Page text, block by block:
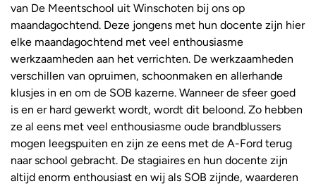
van De Meentschool uit Winschoten bij ons op
maandagochtend. Deze jongens met hun docente zijn hier
elke maandagochtend met veel enthousiasme
werkzaamheden aan het verrichten. De werkzaamheden
verschillen van opruimen, schoonmaken en allerhande
klusjes in en om de SOB kazerne. Wanneer de sfeer goed
is en er hard gewerkt wordt, wordt dit beloond. Zo hebben
ze al eens met veel enthousiasme oude brandblussers
mogen leegspuiten en zijn ze eens met de A-Ford terug
naar school gebracht. De stagiaires en hun docente zijn
altijd enorm enthousiast en wij als SOB zijnde, waarderen